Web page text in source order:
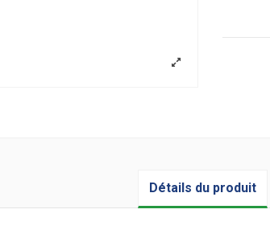
Détails du produit